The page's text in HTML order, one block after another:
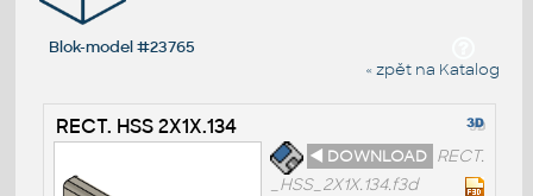
Blok-model #23765
« zpět na Katalog
RECT. HSS 2X1X.134
◄ DOWNLOAD RECT.
_HSS_2X1X.134.f3d